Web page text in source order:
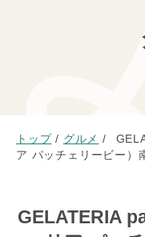
トップ / グルメ /
ア パッチェリービー）
GELATERIA